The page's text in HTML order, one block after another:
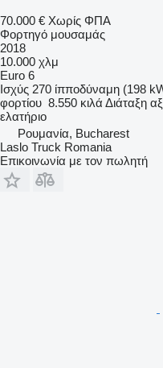
70.000 € Χωρίς ΦΠΑ
Φορτηγό μουσαμάς
2018
10.000 χλμ
Euro 6
Ισχύς 270 ίπποδύναμη (198
φορτίου 8.550 κιλά Διάταξη
ελατήριο
Ρουμανία, Bucharest
Laslo Truck Romania
Επικοινωνία με τον πωλητή